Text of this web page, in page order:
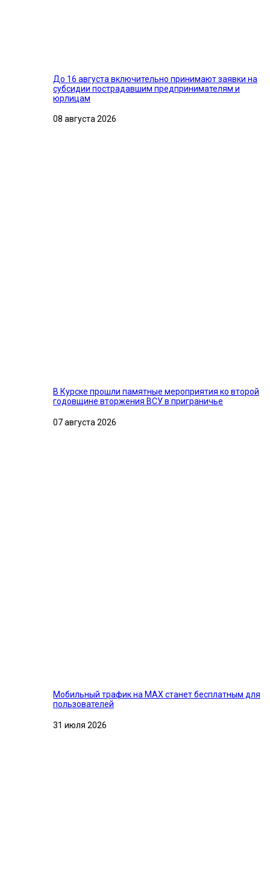
До 16 августа включительно принимают заявки на
субсидии пострадавшим предпринимателям и
юрлицам
08 августа 2026
В Курске прошли памятные мероприятия ко второй
годовщине вторжения ВСУ в приграничье
07 августа 2026
Мобильный трафик на MAX станет бесплатным для
пользователей
31 июля 2026